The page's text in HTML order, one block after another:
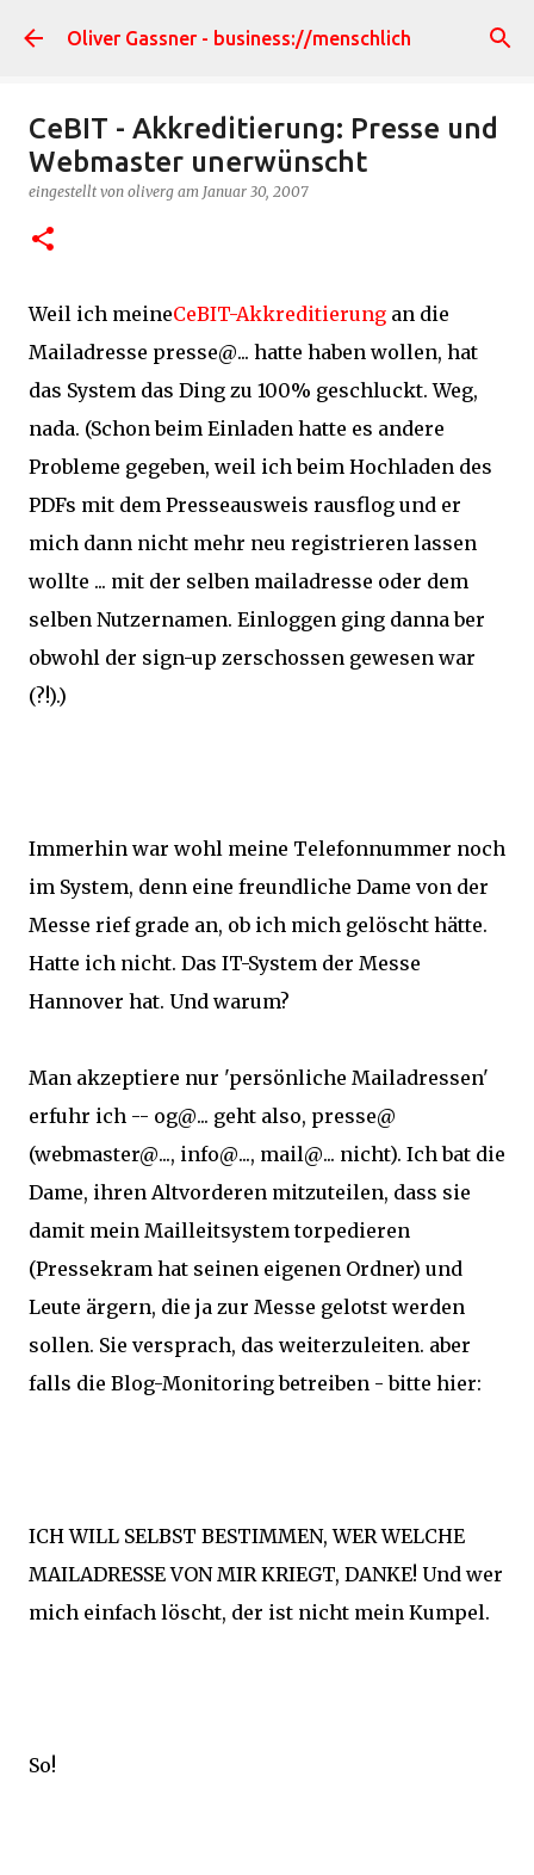
Direkt zum Hauptbereich
Oliver Gassner - business://menschlich
CeBIT - Akkreditierung: Presse und
Webmaster unerwünscht
eingestellt von oliverg am Januar 30, 2007
Weil ich meineCeBIT-Akkreditierung an die
Mailadresse presse@... hatte haben wollen, hat
das System das Ding zu 100% geschluckt. Weg,
nada. (Schon beim Einladen hatte es andere
Probleme gegeben, weil ich beim Hochladen des
PDFs mit dem Presseausweis rausflog und er
mich dann nicht mehr neu registrieren lassen
wollte ... mit der selben mailadresse oder dem
selben Nutzernamen. Einloggen ging danna ber
obwohl der sign-up zerschossen gewesen war
(?!).)
Immerhin war wohl meine Telefonnummer noch
im System, denn eine freundliche Dame von der
Messe rief grade an, ob ich mich gelöscht hätte.
Hatte ich nicht. Das IT-System der Messe
Hannover hat. Und warum?
Man akzeptiere nur 'persönliche Mailadressen'
erfuhr ich -- og@... geht also, presse@
(webmaster@..., info@..., mail@... nicht). Ich bat die
Dame, ihren Altvorderen mitzuteilen, dass sie
damit mein Mailleitsystem torpedieren
(Pressekram hat seinen eigenen Ordner) und
Leute ärgern, die ja zur Messe gelotst werden
sollen. Sie versprach, das weiterzuleiten. aber
falls die Blog-Monitoring betreiben - bitte hier:
ICH WILL SELBST BESTIMMEN, WER WELCHE
MAILADRESSE VON MIR KRIEGT, DANKE! Und wer
mich einfach löscht, der ist nicht mein Kumpel.
So!